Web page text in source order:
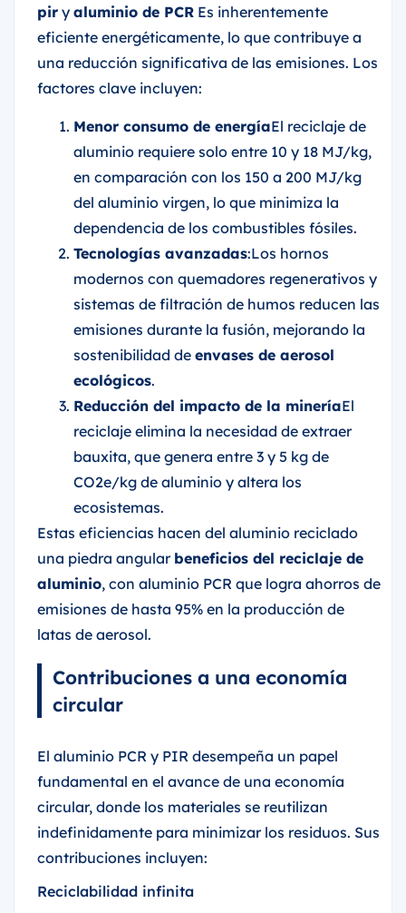
pir y aluminio de PCR Es inherentemente
eficiente energéticamente, lo que contribuye a
una reducción significativa de las emisiones. Los
factores clave incluyen:
Menor consumo de energíaEl reciclaje de
aluminio requiere solo entre 10 y 18 MJ/kg,
en comparación con los 150 a 200 MJ/kg
del aluminio virgen, lo que minimiza la
dependencia de los combustibles fósiles.
Tecnologías avanzadas:Los hornos
modernos con quemadores regenerativos y
sistemas de filtración de humos reducen las
emisiones durante la fusión, mejorando la
sostenibilidad de envases de aerosol
ecológicos.
Reducción del impacto de la mineríaEl
reciclaje elimina la necesidad de extraer
bauxita, que genera entre 3 y 5 kg de
CO2e/kg de aluminio y altera los
ecosistemas.
Estas eficiencias hacen del aluminio reciclado
una piedra angular beneficios del reciclaje de
aluminio, con aluminio PCR que logra ahorros de
emisiones de hasta 95% en la producción de
latas de aerosol.
Contribuciones a una economía
circular
El aluminio PCR y PIR desempeña un papel
fundamental en el avance de una economía
circular, donde los materiales se reutilizan
indefinidamente para minimizar los residuos. Sus
contribuciones incluyen:
Reciclabilidad infinita